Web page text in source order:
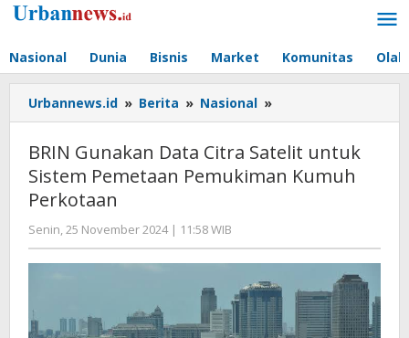
Lewati
Nasional Dunia Bisnis Market Komunitas
Urbannews.id » Berita » Nasional »
Gunakan
Citra
Satelit
Pemukiman
Perkotaan
BRIN Gunakan Data Citra Satelit untuk
Sistem Pemetaan Pemukiman Kumuh
Perkotaan
Senin, 25 November 2024 | 11:58 WIB
Hengki
Seprihadi